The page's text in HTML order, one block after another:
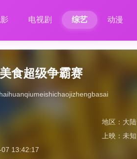
电视剧 综艺 动漫
食超级争霸赛
地区： 大陆
上映：未知
13:42:17